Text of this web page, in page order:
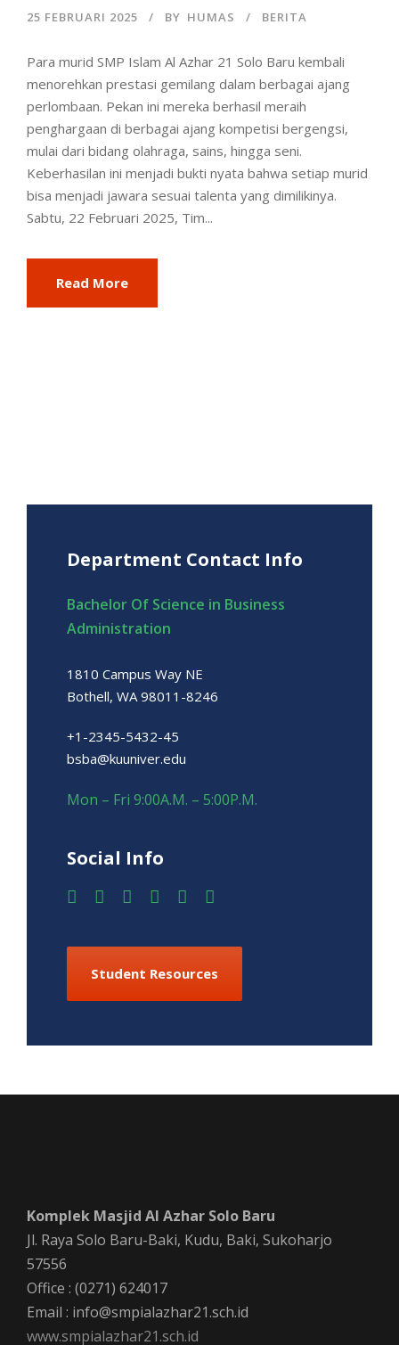
25 FEBRUARI 2025 BY HUMAS BERITA
Para murid SMP Islam Al Azhar 21 Solo Baru kembali
menorehkan prestasi gemilang dalam berbagai ajang
perlombaan. Pekan ini mereka berhasil meraih
penghargaan di berbagai ajang kompetisi bergengsi,
mulai dari bidang olahraga, sains, hingga seni.
Keberhasilan ini menjadi bukti nyata bahwa setiap murid
bisa menjadi jawara sesuai talenta yang dimilikinya.
Sabtu, 22 Februari 2025, Tim...
Read More
Department Contact Info
Bachelor Of Science in Business
Administration
1810 Campus Way NE
Bothell, WA 98011-8246
+1-2345-5432-45
bsba@kuuniver.edu
Mon – Fri 9:00A.M. – 5:00P.M.
Social Info
Student Resources
Komplek Masjid Al Azhar Solo Baru
Jl. Raya Solo Baru-Baki, Kudu, Baki, Sukoharjo
57556
Office : (0271) 624017
Email : info@smpialazhar21.sch.id
www.smpialazhar21.sch.id